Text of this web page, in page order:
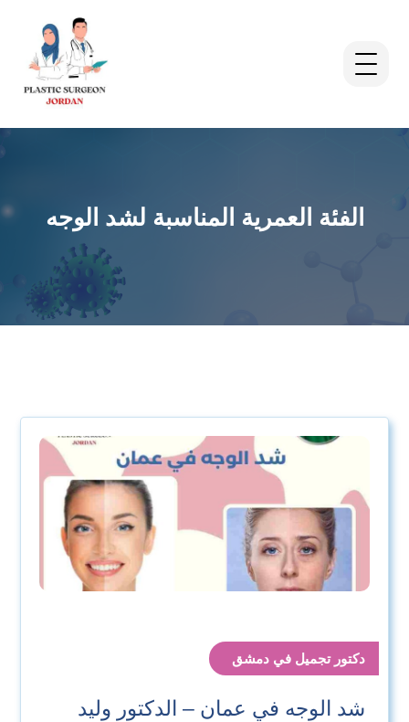
الفئة العمرية المناسبة لشد الوجه
دكتور تجميل في دمشق
شد الوجه في عمان – الدكتور وليد